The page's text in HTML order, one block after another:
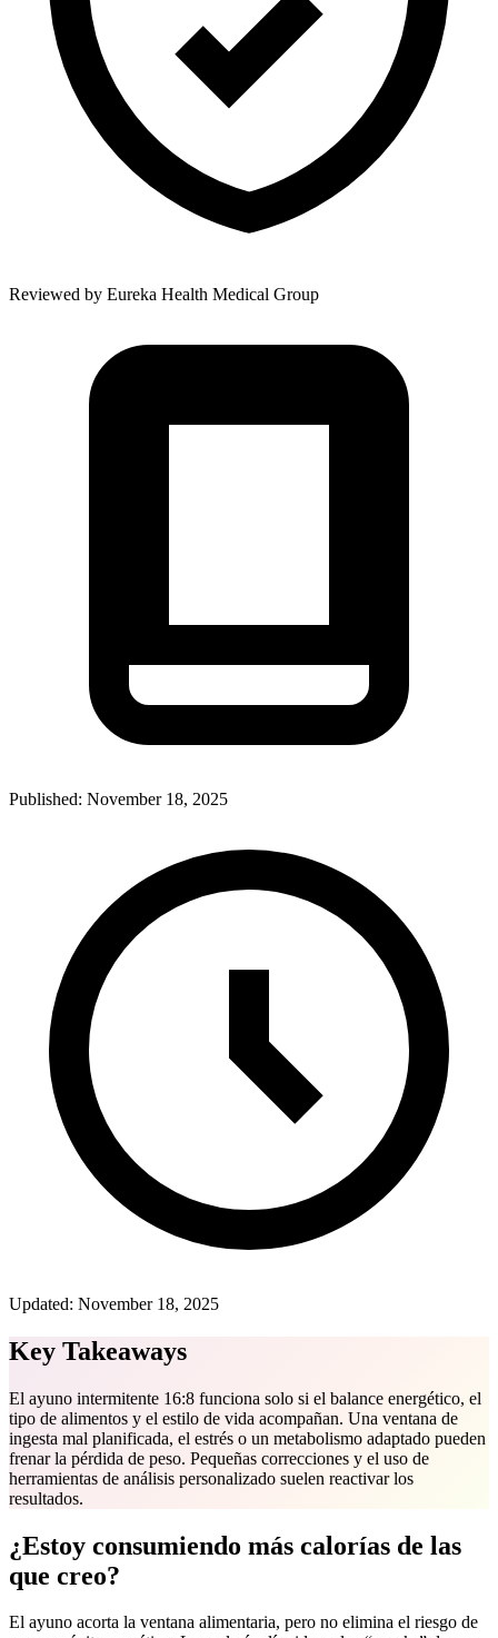
Reviewed by Eureka Health Medical Group
Published: November 18, 2025
Updated: November 18, 2025
Key Takeaways
El ayuno intermitente 16:8 funciona solo si el balance energético, el
tipo de alimentos y el estilo de vida acompañan. Una ventana de
ingesta mal planificada, el estrés o un metabolismo adaptado pueden
frenar la pérdida de peso. Pequeñas correcciones y el uso de
herramientas de análisis personalizado suelen reactivar los
resultados.
¿Estoy consumiendo más calorías de las
que creo?
El ayuno acorta la ventana alimentaria, pero no elimina el riesgo de